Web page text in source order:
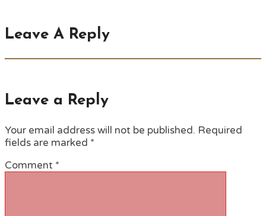
Leave A Reply
Leave a Reply
Your email address will not be published. Required
fields are marked *
Comment *